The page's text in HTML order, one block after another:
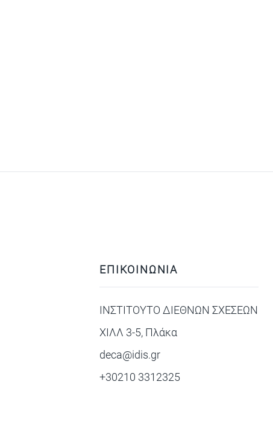
ΕΠΙΚΟΙΝΩΝΙΑ
ΙΝΣΤΙΤΟΥΤΟ ΔΙΕΘΝΩΝ ΣΧΕΣΕΩΝ
ΧΙΛΛ 3-5, Πλάκα
deca@idis.gr
+30210 3312325